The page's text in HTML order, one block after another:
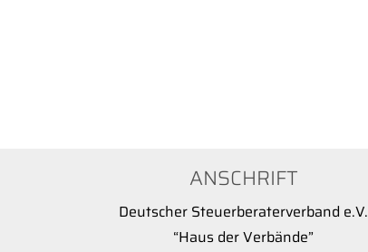
ANSCHRIFT
Deutscher Steuerberaterverband e.V.
“Haus der Verbände”